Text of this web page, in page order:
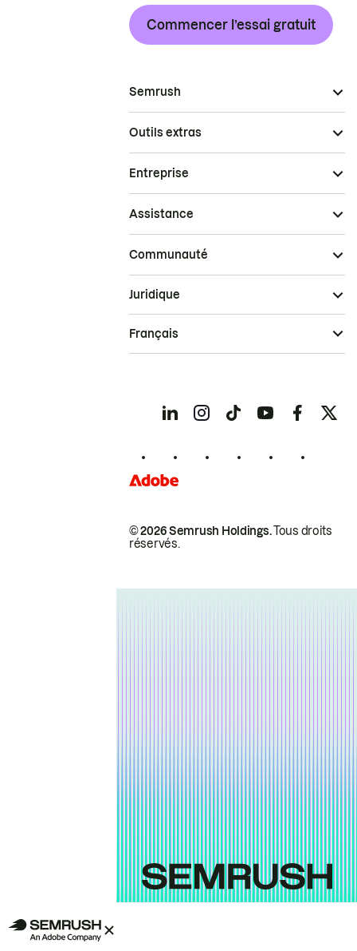
Commencer l’essai gratuit
Semrush
Outils extras
Entreprise
Assistance
Communauté
© 2026 Semrush Holdings.Tous droits
réservés.
Juridique
Français